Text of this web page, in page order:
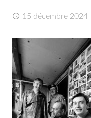
CONTACT
15 décembre 2024